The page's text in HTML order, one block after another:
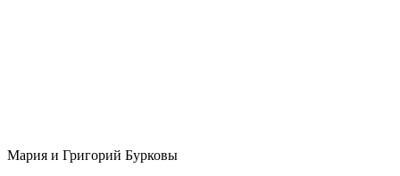
Мария и Григорий Бурковы